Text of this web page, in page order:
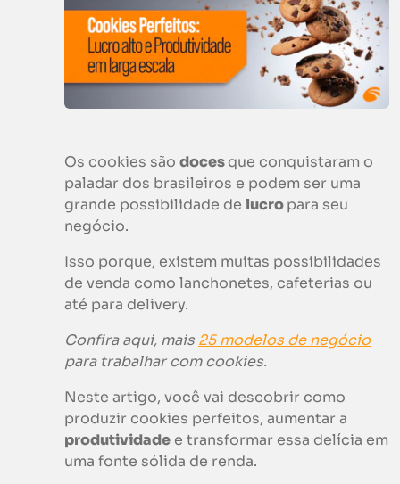
Os cookies são docesque conquistaram o
paladar dos brasileiros e podem ser uma
grande possibilidade de lucropara seu
negócio.
Isso porque, existem muitas possibilidades
de venda como lanchonetes, cafeterias ou
até para delivery.
Confira aqui, mais 25 modelos de negócio
para trabalhar comcookies.
Neste artigo, você vai descobrir como
produzir cookies perfeitos, aumentar a
produtividade e transformar essa delícia em
uma fonte sólida de renda.